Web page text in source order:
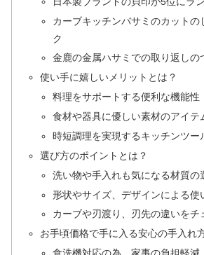
カーブキッチンバサミのカットの
ク
金鹿の金属ハサミでの取り返しの
使い手に嬉しいメリットとは？
料理をサポートする便利な機能性
食材や器具に優しい素材のアイテ
時短調理を実現するキッチンツー
選び方のポイントとは？
洗い物や手入れも気になる材質の
形状やサイズ、デザインによる使
カーブや刃渡り、刃先の違いをチ
お手頃価格で手に入る安心の手入れ